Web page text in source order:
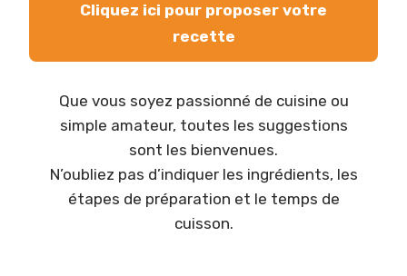
Cliquez ici pour proposer votre
recette
Que vous soyez passionné de cuisine ou
simple amateur, toutes les suggestions
sont les bienvenues.
N’oubliez pas d’indiquer les ingrédients, les
étapes de préparation et le temps de
cuisson.